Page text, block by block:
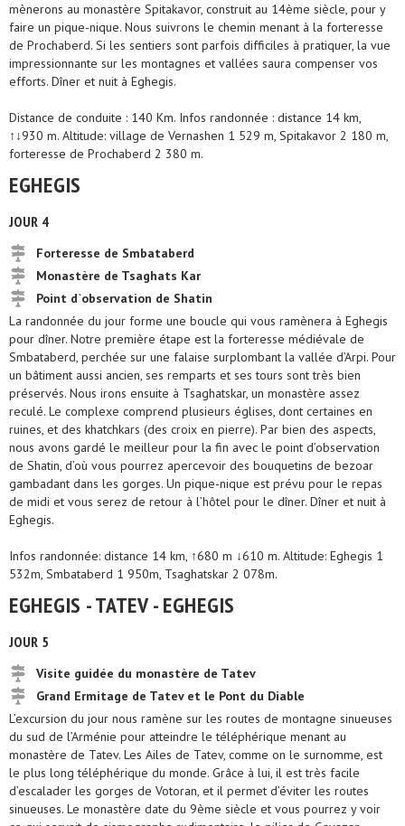
mènerons au monastère Spitakavor, construit au 14ème siècle, pour y
faire un pique-nique. Nous suivrons le chemin menant à la forteresse
de Prochaberd. Si les sentiers sont parfois difficiles à pratiquer, la vue
impressionnante sur les montagnes et vallées saura compenser vos
efforts. Dîner et nuit à Eghegis.
Distance de conduite : 140 Km. Infos randonnée : distance 14 km,
↑↓930 m. Altitude: village de Vernashen 1 529 m, Spitakavor 2 180 m,
forteresse de Prochaberd 2 380 m.
EGHEGIS
JOUR 4
Forteresse de Smbataberd
Monastère de Tsaghats Kar
Point d`observation de Shatin
La randonnée du jour forme une boucle qui vous ramènera à Eghegis
pour dîner. Notre première étape est la forteresse médiévale de
Smbataberd, perchée sur une falaise surplombant la vallée d’Arpi. Pour
un bâtiment aussi ancien, ses remparts et ses tours sont très bien
préservés. Nous irons ensuite à Tsaghatskar, un monastère assez
reculé. Le complexe comprend plusieurs églises, dont certaines en
ruines, et des khatchkars (des croix en pierre). Par bien des aspects,
nous avons gardé le meilleur pour la fin avec le point d’observation
de Shatin, d’où vous pourrez apercevoir des bouquetins de bezoar
gambadant dans les gorges. Un pique-nique est prévu pour le repas
de midi et vous serez de retour à l’hôtel pour le dîner. Dîner et nuit à
Eghegis.
Infos randonnée: distance 14 km, ↑680 m ↓610 m. Altitude: Eghegis 1
532m, Smbataberd 1 950m, Tsaghatskar 2 078m.
EGHEGIS - TATEV - EGHEGIS
JOUR 5
Visite guidée du monastère de Tatev
Grand Ermitage de Tatev et le Pont du Diable
L’excursion du jour nous ramène sur les routes de montagne sinueuses
du sud de l’Arménie pour atteindre le téléphérique menant au
monastère de Tatev. Les Ailes de Tatev, comme on le surnomme, est
le plus long téléphérique du monde. Grâce à lui, il est très facile
d’escalader les gorges de Votoran, et il permet d’éviter les routes
sinueuses. Le monastère date du 9ème siècle et vous pourrez y voir